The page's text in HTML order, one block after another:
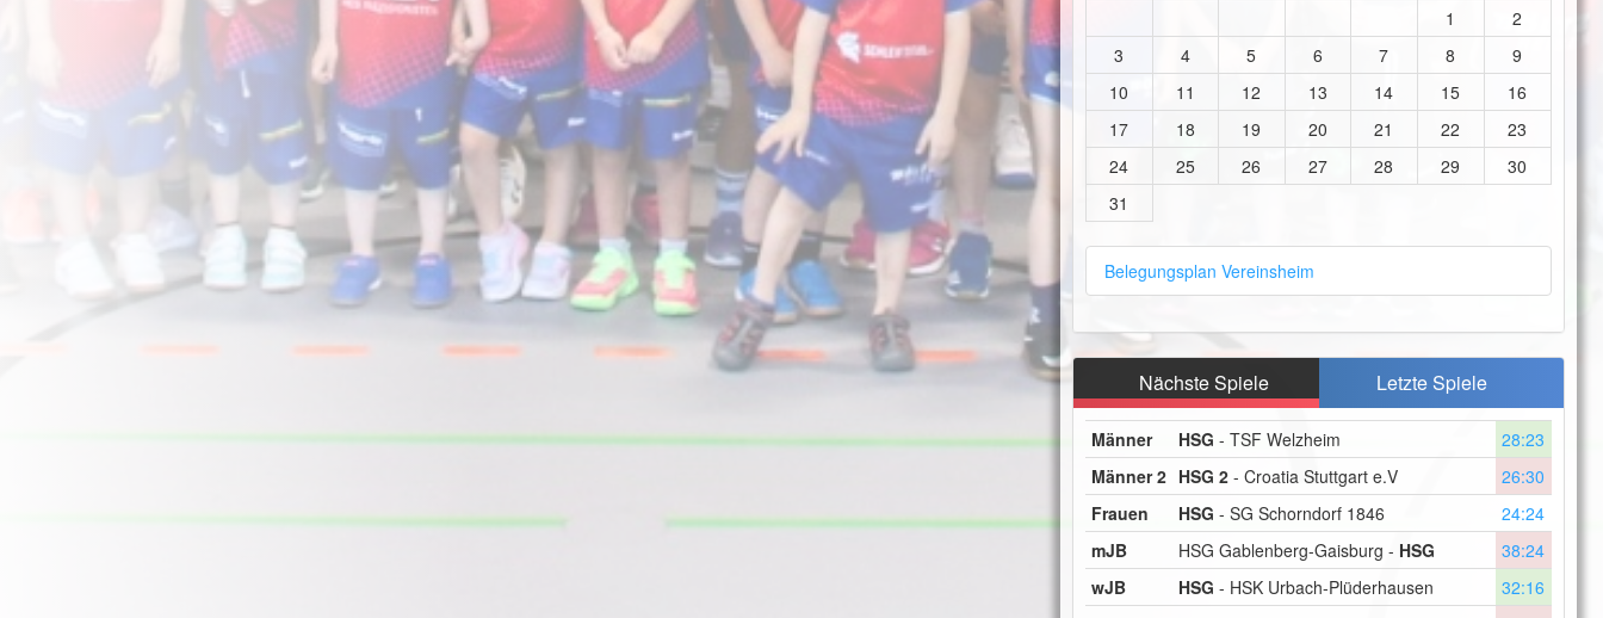
1
2
3
4 5 6 7 8
9
10
11 12 13 14 15
16
17
18 19 20 21 22
23
24
25 26 27 28 29
30
31
Belegungsplan Vereinsheim
Nächste Spiele Letzte Spiele
Männer HSG - TSF Welzheim
28:23
Männer 2 HSG 2- Croatia Stuttgart e.V
26:30
Frauen
HSG - SG Schorndorf 1846
24:24
mJB
HSG Gablenberg-Gaisburg - HSG
38:24
wJB
HSG - HSK Urbach-Plüderhausen
32:16